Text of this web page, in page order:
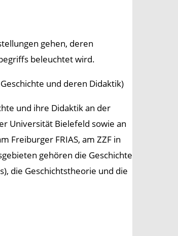
gehen, deren
beleuchtet wird.
und deren Didaktik)
und ihre Didaktik an der
Universität Bielefeld sowie an
Freiburger FRIAS, am ZZF in
gehören die Geschichte
die Geschichtstheorie und die